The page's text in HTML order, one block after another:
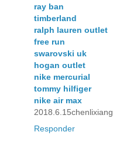
ray ban
timberland
ralph lauren outlet
free run
swarovski uk
hogan outlet
nike mercurial
tommy hilfiger
nike air max
2018.6.15chenlixiang
Responder